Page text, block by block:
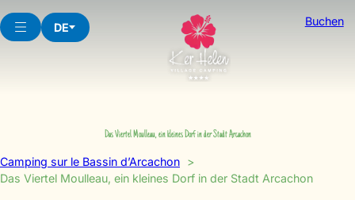
to
content
DE Buchen
Das Viertel Moulleau, ein kleines Dorf in der Stadt Arcachon
Camping sur le Bassin d’Arcachon
Das Viertel Moulleau, ein kleines Dorf in der Stadt Arcachon